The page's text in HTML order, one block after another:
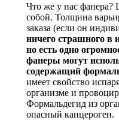
Что же у нас
собой. Толщина
заказа (если он
ничего страшного в
но есть одно
фанеры могут
содержащий
имеет свойство
организме и
Формальдегид из
опасный канцероген.